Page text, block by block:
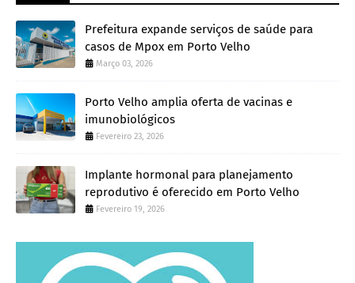
Prefeitura expande serviços de saúde para
casos de Mpox em Porto Velho
Março 03, 2026
Porto Velho amplia oferta de vacinas e
imunobiológicos
Fevereiro 23, 2026
Implante hormonal para planejamento
reprodutivo é oferecido em Porto Velho
Fevereiro 19, 2026